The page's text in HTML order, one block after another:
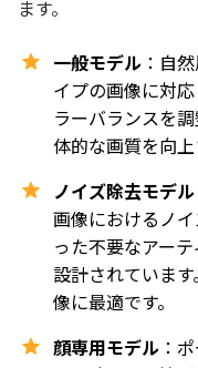
ます。
一般モデル ：自
イプの画像に対
ラーバランスを
体的な画質を向
ノイズ除去モデル
画像におけるノ
った不要なアー
設計されていま
像に最適です。
顔専用モデル ：